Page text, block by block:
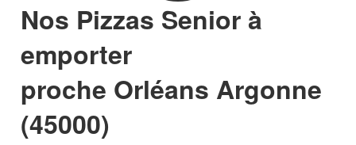
Nos Pizzas Senior à
emporter
proche Orléans Argonne
(45000)